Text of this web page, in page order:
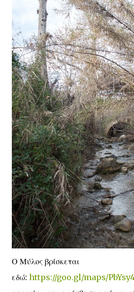
Ο Μύλος βρίσκεται
εδώ: https://goo.gl/maps/